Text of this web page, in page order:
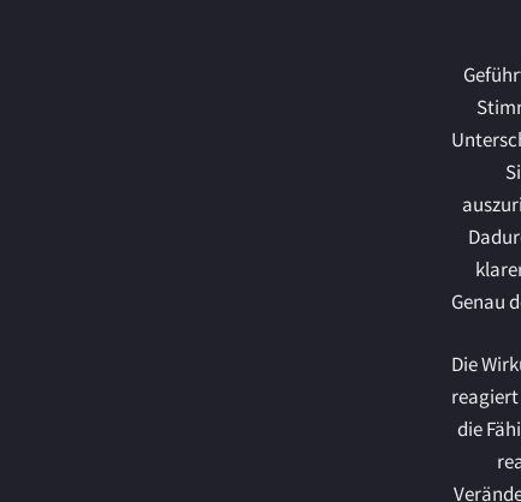
Genau
Die
reagiert
die